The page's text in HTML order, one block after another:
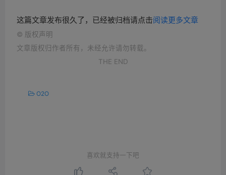
这篇文章发布很久了，已经被归档请点击阅读更多文章
© 版权声明
文章版权归作者所有，未经允许请勿转载。
THE END
O2O
喜欢就支持一下吧